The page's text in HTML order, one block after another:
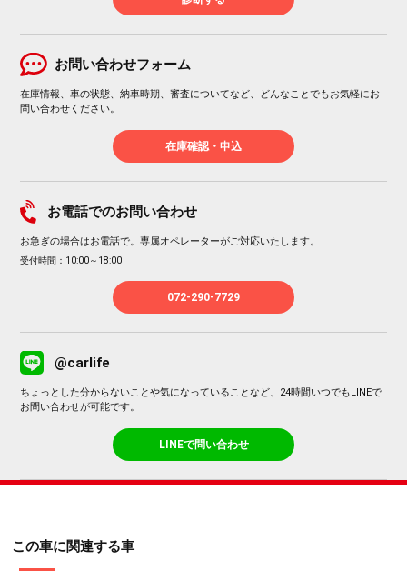
お問い合わせフォーム
在庫情報、車の状態、納車時期、審査についてなど、どんなことでもお気軽にお
問い合わせください。
在庫確認・申込
お電話でのお問い合わせ
お急ぎの場合はお電話で。専属オペレーターがご対応いたします。
受付時間：10:00～18:00
072-290-7729
@carlife
ちょっとした分からないことや気になっていることなど、24時間いつでもLINEで
お問い合わせが可能です。
LINEで問い合わせ
この車に関連する車